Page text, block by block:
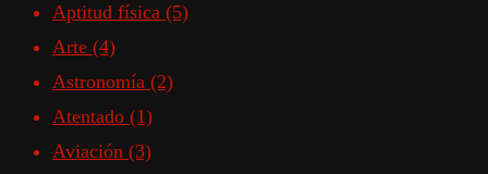
Aptitud física (5)
Arte (4)
Astronomía (2)
Atentado (1)
Aviación (3)